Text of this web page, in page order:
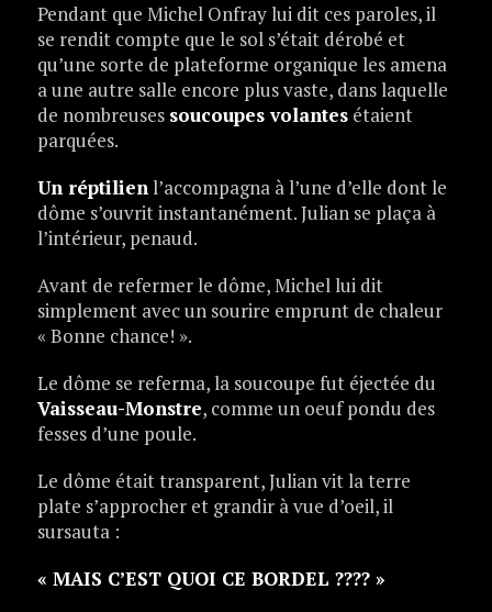
Pendant que Michel Onfray lui dit ces paroles, il
se rendit compte que le sol s’était dérobé et
qu’une sorte de plateforme organique les amena
a une autre salle encore plus vaste, dans laquelle
de nombreuses soucoupes volantesétaient
parquées.
Un réptilienl’accompagna à l’une d’elle dont le
dôme s’ouvrit instantanément. Julian se plaça à
l’intérieur, penaud.
Avant de refermer le dôme, Michel lui dit
simplement avec un sourire emprunt de chaleur
« Bonne chance! ».
Le dôme se referma, la soucoupe fut éjectée du
Vaisseau-Monstre, comme un oeuf pondu des
fesses d’une poule.
Le dôme était transparent, Julian vit la terre
plate s’approcher et grandir à vue d’oeil, il
sursauta :
« MAIS C’EST QUOI CE BORDEL ???? »